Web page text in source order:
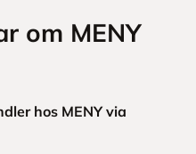
om MENY
hos MENY via